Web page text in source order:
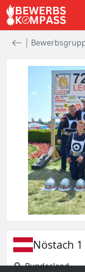
Nöstach 1
Bundesland